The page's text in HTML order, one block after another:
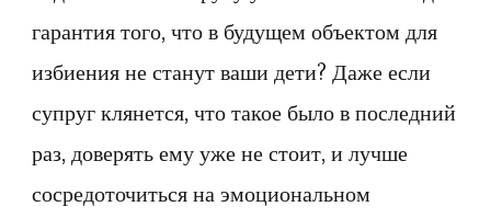
гарантия того, что в будущем объектом для
избиения не станут ваши дети? Даже если
супруг клянется, что такое было в последний
раз, доверять ему уже не стоит, и лучше
сосредоточиться на эмоциональном